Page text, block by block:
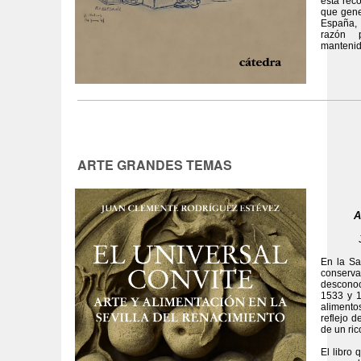
que
razón
ARTE GRANDES TEMAS
En la
1533 y
reflejo
de un
El libro